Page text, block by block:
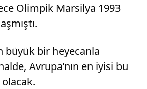
Olimpik Marsilya 1993
büyük bir heyecanla
Avrupa’nın en iyisi bu